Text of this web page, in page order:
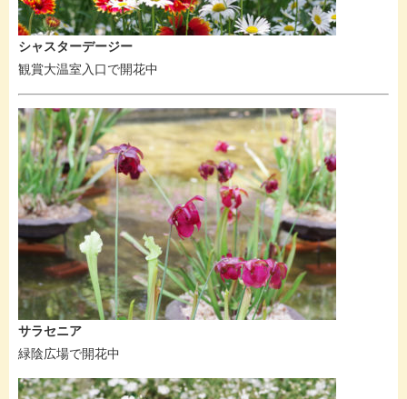
シャスターデージー
観賞大温室入口で開花中
サラセニア
緑陰広場で開花中